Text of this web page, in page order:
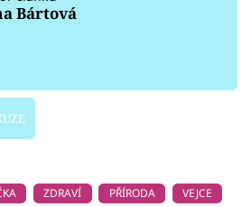
Bártová
ZDRAVÍ PŘÍRODA
VEJCE